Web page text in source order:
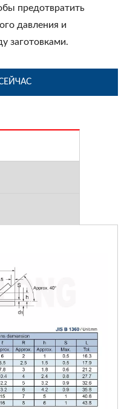
предотвратить
давления и
заготовками.